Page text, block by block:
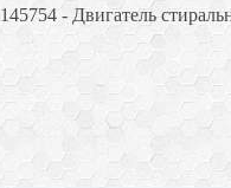
145754 - Двигатель